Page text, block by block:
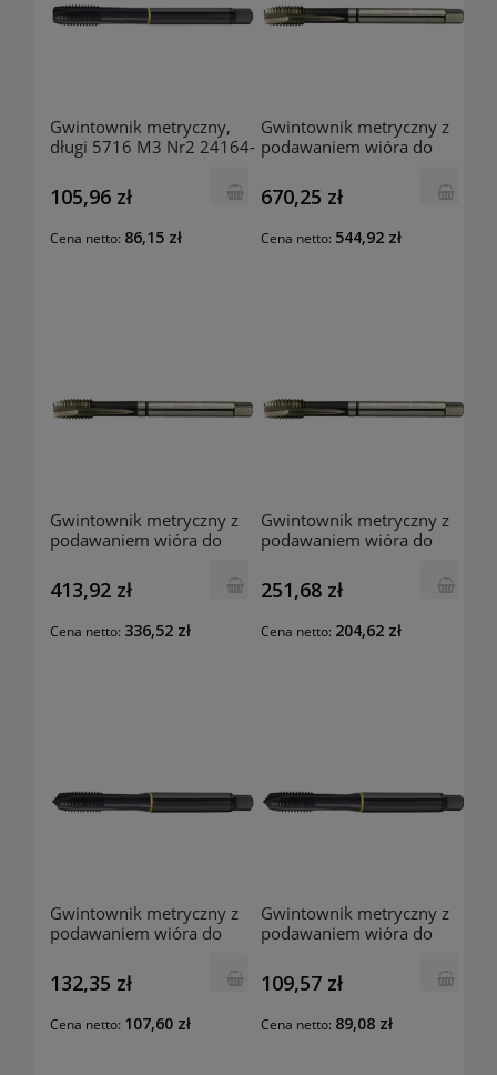
Gwintownik metryczny,
długi 5716 M3 Nr2 24164-
105,96 zł
Cena netto: 86,15 zł
Gwintownik metryczny z
podawaniem wióra do
M20 Nr2 3877-1101
GUHRING
670,25 zł
Cena netto: 544,92 zł
Gwintownik metryczny z
podawaniem wióra do
M16 Nr2 3877-1002
GUHRING
413,92 zł
Cena netto: 336,52 zł
Gwintownik metryczny z
podawaniem wióra do
M12 Nr2 3877-0905
GUHRING
251,68 zł
Cena netto: 204,62 zł
Gwintownik metryczny z
podawaniem wióra do
132,35 zł
Cena netto: 107,60 zł
Gwintownik metryczny z
podawaniem wióra do
109,57 zł
Cena netto: 89,08 zł